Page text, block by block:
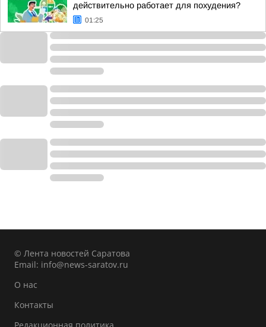
действительно работает для похудения?
01:25
© Лента новостей Саратова
Email: info@news-saratov.ru
О нас
Контакты